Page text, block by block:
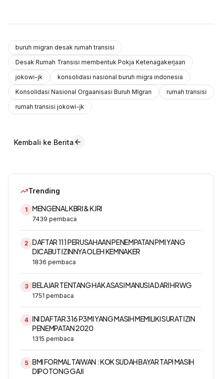
buruh migran desak rumah transisi
Desak Rumah Transisi membentuk Pokja Ketenagakerjaan
jokowi-jk
konsolidasi nasional buruh migra indonesia
Konsolidasi Nasional Orgaanisasi Buruh MIgran
rumah transisi
rumah transisi jokowi-jk
Kembali ke Berita
Trending
1 MENGENAL KBRI & KJRI
7439 pembaca
2 DAFTAR 111 PERUSAHAAN PENEMPATAN PMI YANG
DICABUT IZINNYA OLEH KEMNAKER
1836 pembaca
3 BELAJAR TENTANG HAK ASASI MANUSIA DARI HRWG
1751 pembaca
4 INI DAFTAR 316 P3MI YANG MASIH MEMILIKI SURAT IZIN
PENEMPATAN 2020
1315 pembaca
5 BMI FORMAL TAIWAN : KOK SUDAH BAYAR TAPI MASIH
DIPOTONG GAJI